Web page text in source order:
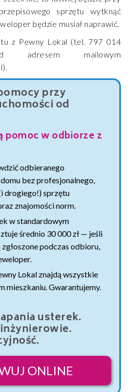
sprzętu wytknąć
będzie musiał naprawić.
z Pewny Lokal (tel. 797 014
mailowym
przy
od
pomoc w odbiorze z
odbieranego
bez profesjonalnego,
drogiego!) sprzętu
znajomości norm.
w standardowym
średnio 30 000 zł — jeśli
podczas odbioru,
Lokal znajdą wszystkie
mieszkaniu. Gwarantujemy.
usterek.
ONLINE